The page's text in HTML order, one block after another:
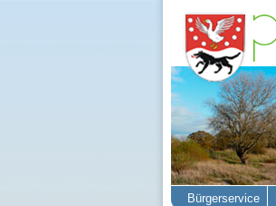
Bürgerservice